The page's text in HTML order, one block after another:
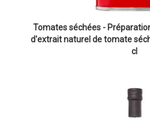
Tomates séchées -
d'extrait naturel de tomate
cl